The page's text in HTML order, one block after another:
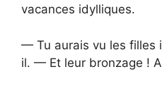
vacances idylliques.
— Tu aurais vu les filles
il. — Et leur bronzage !